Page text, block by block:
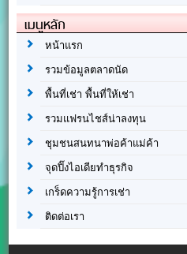
เมนูหลัก
หน้าแรก
รวมข้อมูลตลาดนัด
พื้นที่เช่า พื้นที่ให้เช่า
รวมแฟรนไชส์น่าลงทุน
ชุมชนสนทนาพ่อค้าแม่ค้า
จุดปิ๊งไอเดียทำธุรกิจ
เกร็ดความรู้การเช่า
ติดต่อเรา